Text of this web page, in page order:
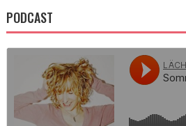
PODCAST